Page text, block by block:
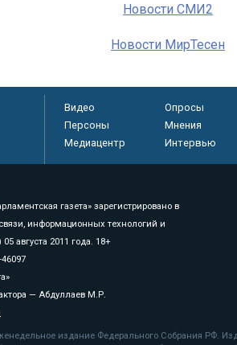
Новости СМИ2
Новости МирТесен
Видео Опросы
Персоны
Мнения
Медиацентр
Интервью
газета» зарегистрировано в
информационных технологий и
августа 2011 года. 18+
— Абдуллаев М.Р.
издание Федерального Собрания РФ.